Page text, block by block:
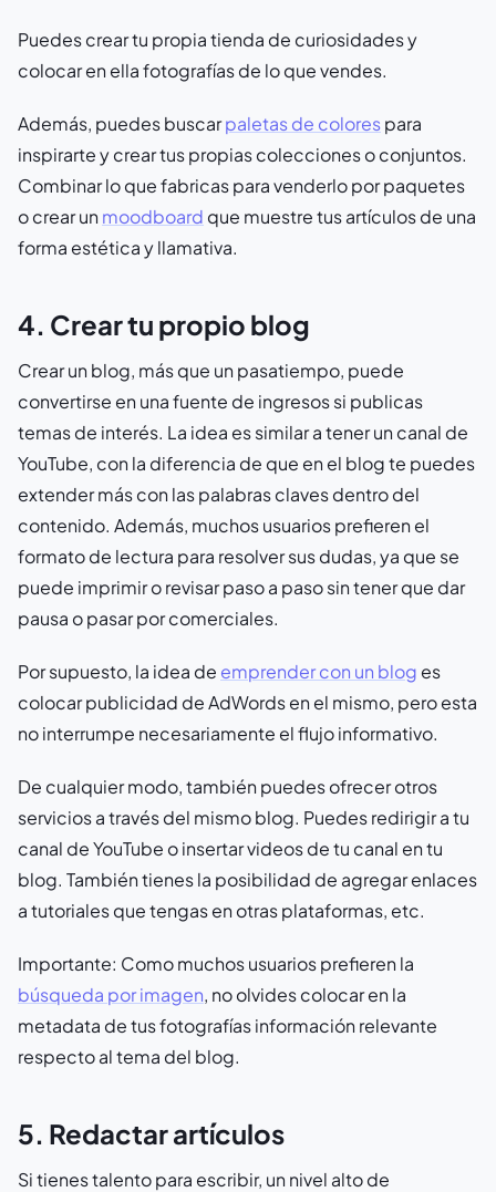
Puedes crear tu propia tienda de curiosidades y
colocar en ella fotografías de lo que vendes.
Además, puedes buscarpaletas de colorespara
inspirarte y crear tus propias colecciones o conjuntos.
Combinar lo que fabricas para venderlo por paquetes
o crear unmoodboard que muestre tus artículos de una
forma estética y llamativa.
4. Crear tu propio blog
Crear un blog, más que un pasatiempo, puede
convertirse en una fuente de ingresos si publicas
temas de interés. La idea es similar a tener un canal de
YouTube, con la diferencia de que en el blog te puedes
extender más con las palabras claves dentro del
contenido. Además, muchos usuarios prefieren el
formato de lectura para resolver sus dudas, ya que se
puede imprimir o revisar paso a paso sin tener que dar
pausa o pasar por comerciales.
Por supuesto, la idea de emprender con un blog es
colocar publicidad de AdWords en el mismo, pero esta
no interrumpe necesariamente el flujo informativo.
De cualquier modo, también puedes ofrecer otros
servicios a través del mismo blog. Puedes redirigir a tu
canal de YouTube o insertar videos de tu canal en tu
blog. También tienes la posibilidad de agregar enlaces
a tutoriales que tengas en otras plataformas, etc.
Importante: Como muchos usuarios prefieren la
búsqueda por imagen, no olvides colocar en la
metadata de tus fotografías información relevante
respecto al tema del blog.
5. Redactar artículos
Si tienes talento para escribir, un nivel alto de